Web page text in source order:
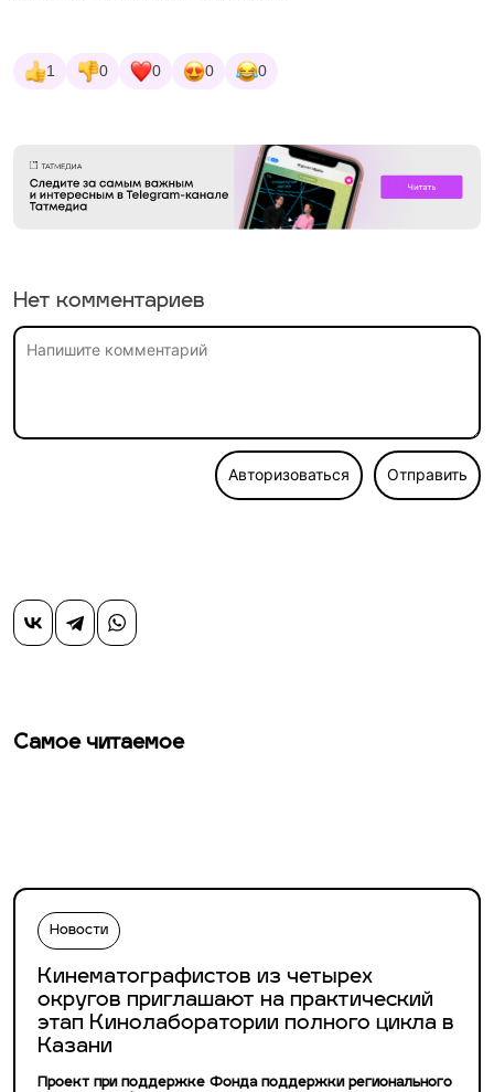
1 0 0 0 0
Нет комментариев
Авторизоваться Отправить
Самое читаемое
Новости
Кинематографистов из четырех
округов приглашают на практический
этап Кинолаборатории полного цикла в
Казани
Проект при поддержке Фонда поддержки регионального